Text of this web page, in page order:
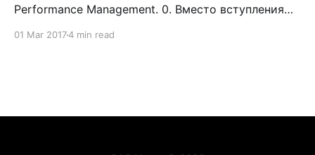
Performance Management. 0. Вместо вступления
01 Mar 20174 min read